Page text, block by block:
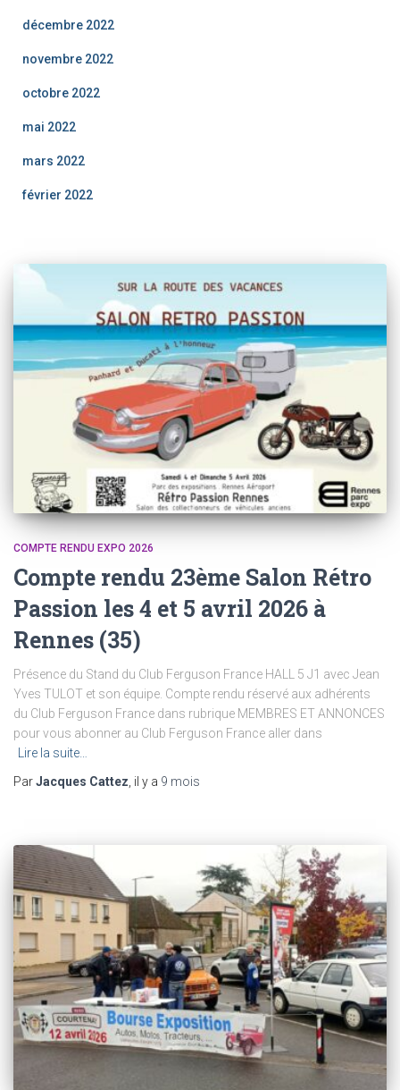
décembre 2022
novembre 2022
octobre 2022
mai 2022
mars 2022
février 2022
COMPTE RENDU EXPO 2026
Compte rendu 23ème Salon Rétro
Passion les 4 et 5 avril 2026 à
Rennes (35)
Présence du Stand du Club Ferguson France HALL 5 J1 avec Jean
Yves TULOT et son équipe. Compte rendu réservé aux adhérents
du Club Ferguson France dans rubrique MEMBRES ET ANNONCES
pour vous abonner au Club Ferguson France aller dans
Lire la suite…
ParJacques Cattez , il y a 9 mois